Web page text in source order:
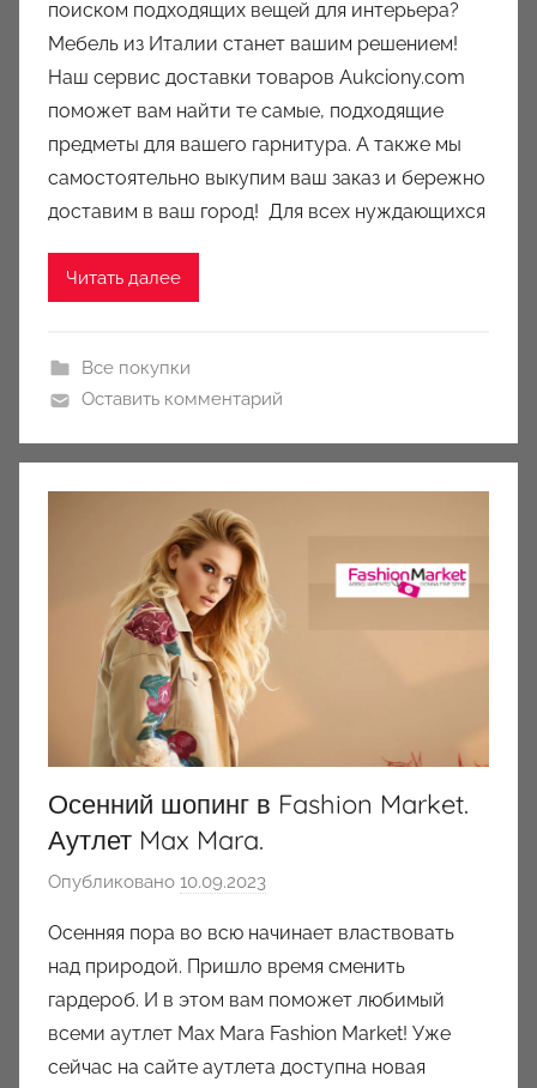
р
о
м
a
u
k
c
поиском подходящих вещей для интерьера?
Мебель из Италии станет вашим решением!
Наш сервис доставки товаров Aukciony.com
поможет вам найти те самые, подходящие
предметы для вашего гарнитура. А также мы
самостоятельно выкупим ваш заказ и бережно
доставим в ваш город! Для всех нуждающихся
Читать далее
Все покупки
Оставить комментарий
Осенний шопинг в Fashion Market.
Аутлет Max Mara.
Опубликовано 10.09.2023
т
о
р
о
м
Осенняя пора во всю начинает властвовать
над природой. Пришло время сменить
гардероб. И в этом вам поможет любимый
всеми аутлет Max Mara Fashion Market! Уже
сейчас на сайте аутлета доступна новая